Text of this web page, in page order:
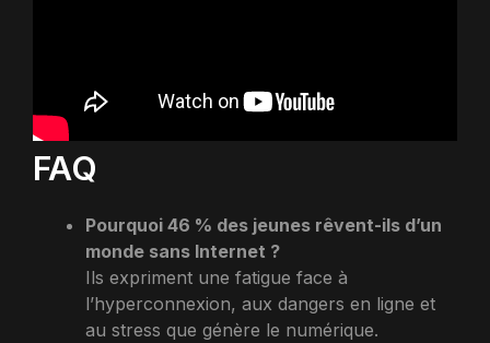
FAQ
Pourquoi 46 % des jeunes rêvent-ils d’un
monde sans Internet ?
Ils expriment une fatigue face à
l’hyperconnexion, aux dangers en ligne et
au stress que génère le numérique.